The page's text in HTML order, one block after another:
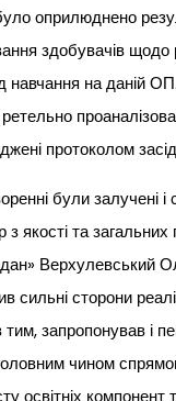
оприлюднено
здобувачів щодо
навчання на даній
протоколом
були залучені
з якості та
Верхулевський
сильні сторони
запропонував і
чином
освітніх